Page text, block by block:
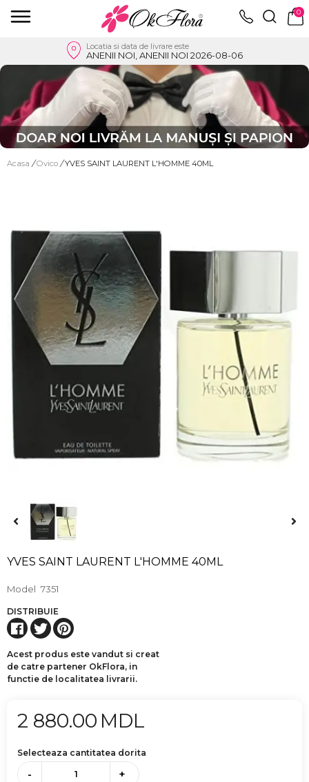
0
Locatia si data de livrare este
ANENII NOI, ANENII NOI 2026-08-06
Acasa / Ovico / YVES SAINT LAURENT L'HOMME 40ML
YVES SAINT LAURENT L'HOMME 40ML
Model 7351
DISTRIBUIE
Acest produs este vandut si creat
de catre partener OkFlora, in
functie de localitatea livrarii.
2 880.00 MDL
Selecteaza cantitatea dorita
- +